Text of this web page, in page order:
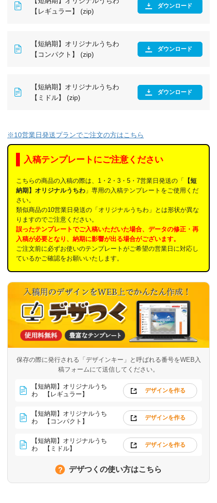
【レギュラー】 (zip)
ダウンロード
【短納期】オリジナルうちわ
【コンパクト】 (zip)
ダウンロード
【短納期】オリジナルうちわ
【ミドル】 (zip)
ダウンロード
※10営業日発送プランでご注文の方はこちら
入稿テンプレートにご注意ください
こちらの商品の入稿の際は、1・2・3・5・7営業日発送の「
【短
納期】オリジナルうちわ 」専用の入稿テンプレートをご使用くだ
さい。
類似商品の10営業日発送の「オリジナルうちわ」とは形状が異な
りますのでご注意ください。
誤ったテンプレートでご入稿いただいた場合、データの修正・再
入稿が必要となり、納期に影響が出る場合がございます。
ご注文前に必ずお使いのテンプレートがご希望の営業日に対応し
ているかご確認をお願いいたします。
保存の際に発行される「デザインキー」と呼ばれる番号をWEB入
稿フォームにて送信してください。
【短納期】オリジナルうち
わ 【レギュラー】
デザインを作る
【短納期】オリジナルうち
わ 【コンパクト】
デザインを作る
【短納期】オリジナルうち
わ 【ミドル】
デザインを作る
デザつくの使い方はこちら